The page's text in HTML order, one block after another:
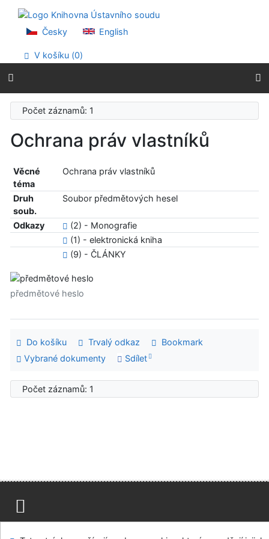
Přejít na menu
Prohlášení o webové přístupnosti
Česky English
V košíku (0)
Počet záznamů: 1
Ochrana práv vlastníků
Věcné
téma
Ochrana práv vlastníků
Druh
soub.
Soubor předmětových hesel
Odkazy
(2) - Monografie
(1) - elektronická kniha
(9) - ČLÁNKY
předmětové heslo
Do košíku Trvalý odkaz
Bookmark
Vybrané dokumenty
Sdílet
Počet záznamů: 1